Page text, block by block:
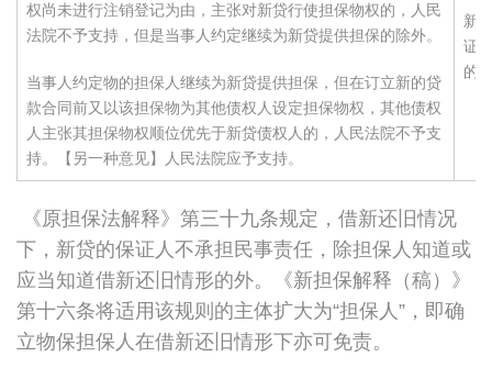
权尚未进行注销登记为由，主张对新贷行使担保物权的，人民
法院不予支持，但是当事人约定继续为新贷提供担保的除外。
当事人约定物的担保人继续为新贷提供担保，但在订立新的贷
款合同前又以该担保物为其他债权人设定担保物权，其他债权
人主张其担保物权顺位优先于新贷债权人的，人民法院不予支
持。【另一种意见】人民法院应予支持。
新
证
的
《原担保法解释》第三十九条规定，借新还旧情况
下，新贷的保证人不承担民事责任，除担保人知道或
应当知道借新还旧情形的外。《新担保解释（稿）》
第十六条将适用该规则的主体扩大为“担保人”，即确
立物保担保人在借新还旧情形下亦可免责。